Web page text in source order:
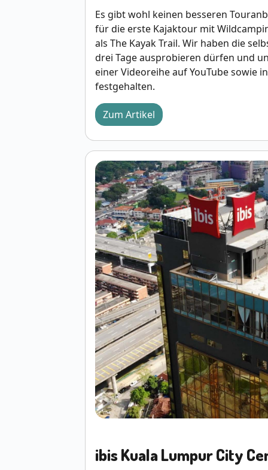
Es gibt wohl keinen besseren
für die erste Kajaktour mit
als The Kayak Trail. Wir haben die
drei Tage ausprobieren dürfen und
einer Videoreihe auf YouTube sowie
festgehalten.
Zum Artikel
ibis Kuala Lumpur City